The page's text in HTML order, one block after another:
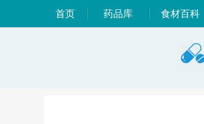
首页 药品库 食材百科